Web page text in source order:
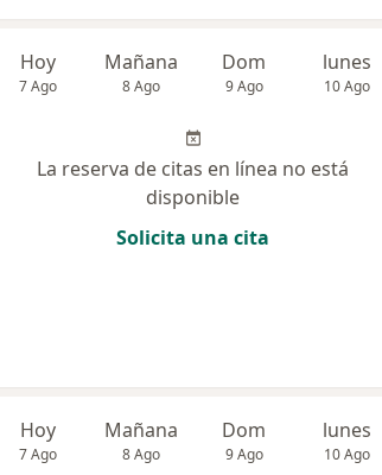
Hoy
7 Ago
Mañana
8 Ago
Dom
9 Ago
lunes
10 Ago
La reserva de citas en línea no está
disponible
Solicita una cita
Hoy
7 Ago
Mañana
8 Ago
Dom
9 Ago
lunes
10 Ago